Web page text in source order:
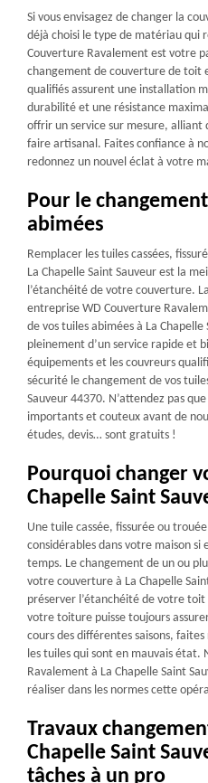
Si vous envisagez de changer la
déjà choisi le type de matériau qui
Couverture Ravalement est votre
changement de couverture de toit
qualifiés assurent une installation
durabilité et une résistance
offrir un service sur mesure,
faire artisanal. Faites confiance à
redonnez un nouvel éclat à votre
Pour le
abimées
Remplacer les tuiles cassées,
La Chapelle Saint Sauveur est la
l’étanchéité de votre couverture.
entreprise WD Couverture
de vos tuiles abimées à La
pleinement d’un service rapide et
équipements et les couvreurs
sécurité le changement de vos
Sauveur 44370. N’attendez pas
importants et couteux avant de
études, devis… sont gratuits !
Pourquoi changer
Chapelle Saint
Une tuile cassée, fissurée ou
considérables dans votre maison si
temps. Le changement de un ou
votre couverture à La Chapelle
préserver l’étanchéité de votre toit
votre toiture puisse toujours
cours des différentes saisons,
les tuiles qui sont en mauvais
Ravalement à La Chapelle Saint
réaliser dans les normes cette
Travaux
Chapelle Saint
tâches à un pro